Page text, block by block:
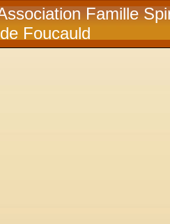
Famille
Foucauld